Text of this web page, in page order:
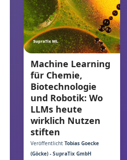
Machine Learning
für Chemie,
Biotechnologie
und Robotik: Wo
LLMs heute
wirklich Nutzen
stiften
Veröffentlicht Tobias Goecke
(Göcke) - SupraTix GmbH